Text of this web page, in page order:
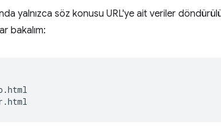
yalnızca söz konusu URL'ye ait veriler
bakalım: